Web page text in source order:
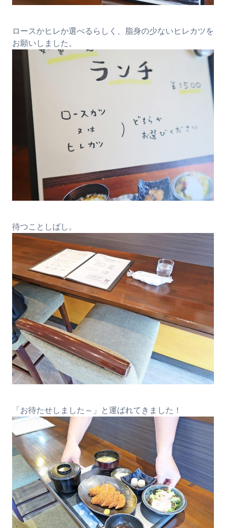
ロースかヒレか選べるらしく、脂身の少ないヒレカツを
お願いしました。
待つことしばし。
「お待たせしました～」と運ばれてきました！